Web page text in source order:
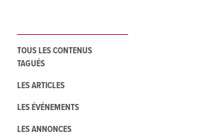
TOUS LES CONTENUS
TAGUÉS
LES ARTICLES
LES ÉVÉNEMENTS
LES ANNONCES